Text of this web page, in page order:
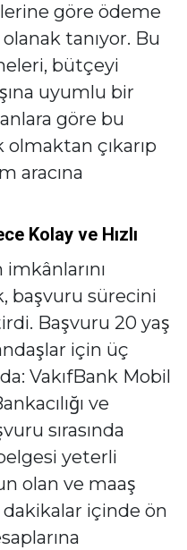
göre ödeme
tanıyor. Bu
bütçeyi
uyumlu bir
göre bu
çıkarıp
aracına
Kolay ve Hızlı
başvuru sürecini
Başvuru 20 yaş
için üç
VakıfBank Mobil
ve
sırasında
yeterli
olan ve maaş
içinde ön